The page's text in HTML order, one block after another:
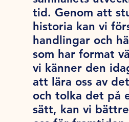
tid. Genom att
historia kan vi
handlingar och
som har format
vi känner den
att lära oss av
och tolka det på
sätt, kan vi